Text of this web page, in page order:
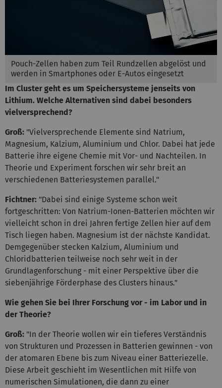
Pouch-Zellen haben zum Teil Rundzellen abgelöst und
werden in Smartphones oder E-Autos eingesetzt
Im Cluster geht es um Speichersysteme jenseits von
Lithium. Welche Alternativen sind dabei besonders
vielversprechend?
Groß: "Vielversprechende Elemente sind Natrium,
Magnesium, Kalzium, Aluminium und Chlor. Dabei hat jede
Batterie ihre eigene Chemie mit Vor- und Nachteilen. In
Theorie und Experiment forschen wir sehr breit an
verschiedenen Batteriesystemen parallel."
Fichtner: "Dabei sind einige Systeme schon weit
fortgeschritten: Von Natrium-Ionen-Batterien möchten wir
vielleicht schon in drei Jahren fertige Zellen hier auf dem
Tisch liegen haben. Magnesium ist der nächste Kandidat.
Demgegenüber stecken Kalzium, Aluminium und
Chloridbatterien teilweise noch sehr weit in der
Grundlagenforschung - mit einer Perspektive über die
siebenjährige Förderphase des Clusters hinaus."
Wie gehen Sie bei Ihrer Forschung vor - im Labor und in
der Theorie?
Groß: "In der Theorie wollen wir ein tieferes Verständnis
von Strukturen und Prozessen in Batterien gewinnen - von
der atomaren Ebene bis zum Niveau einer Batteriezelle.
Diese Arbeit geschieht im Wesentlichen mit Hilfe von
numerischen Simulationen, die dann zu einer